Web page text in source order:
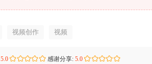
视频创作 视频
5.0 感谢分享: 5.0